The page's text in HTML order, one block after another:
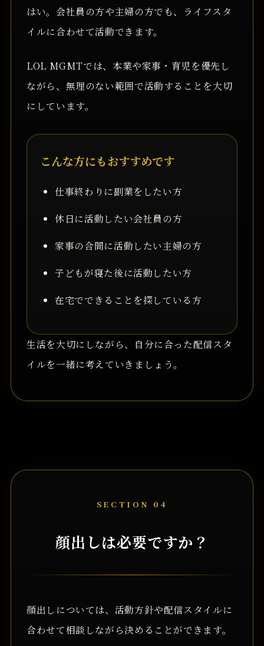
はい。会社員の方や主婦の方でも、ライフスタ
イルに合わせて活動できます。
LOL MGMTでは、本業や家事・育児を優先し
ながら、無理のない範囲で活動することを大切
にしています。
こんな方にもおすすめです
仕事終わりに副業をしたい方
休日に活動したい会社員の方
家事の合間に活動したい主婦の方
子どもが寝た後に活動したい方
在宅でできることを探している方
生活を大切にしながら、自分に合った配信スタ
イルを一緒に考えていきましょう。
SECTION 04
顔出しは必要ですか？
顔出しについては、活動方針や配信スタイルに
合わせて相談しながら決めることができます。